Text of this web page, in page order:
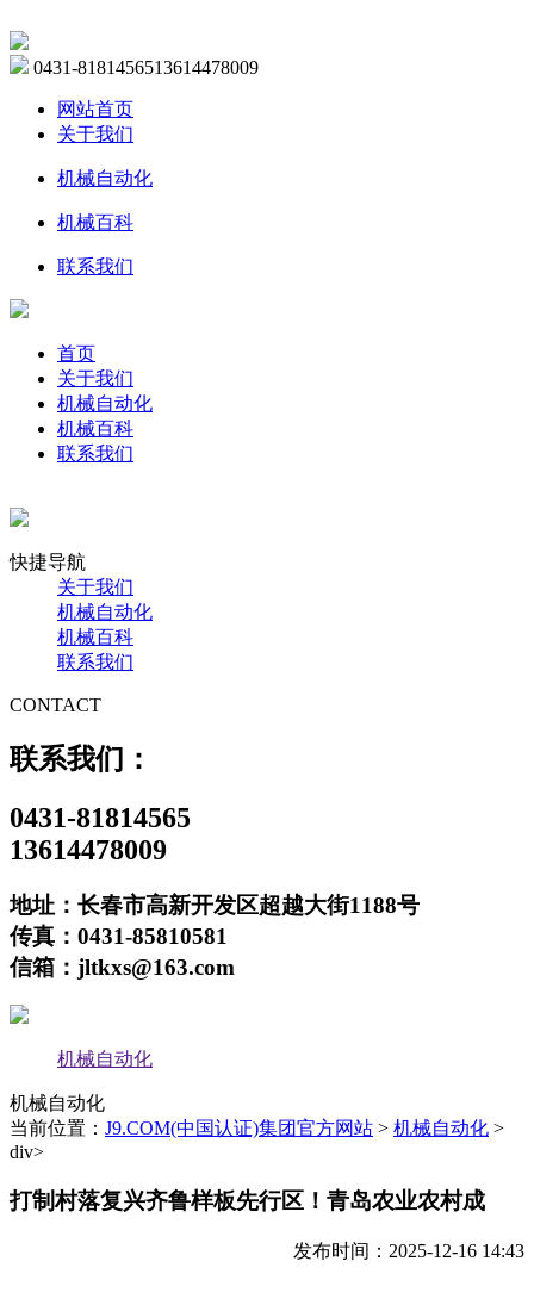
0431-8181456513614478009
网站首页
关于我们
机械自动化
机械百科
联系我们
首页
关于我们
机械自动化
机械百科
联系我们
快捷导航
关于我们
机械自动化
机械百科
联系我们
CONTACT
联系我们：
0431-81814565
13614478009
地址：长春市高新开发区超越大街1188号
传真：0431-85810581
信箱：jltkxs@163.com
机械自动化
机械自动化
当前位置： J9.COM(中国认证)集团官方网站 > 机械自动化 >
div>
打制村落复兴齐鲁样板先行区！青岛农业农村成
发布时间：2025-12-16 14:43